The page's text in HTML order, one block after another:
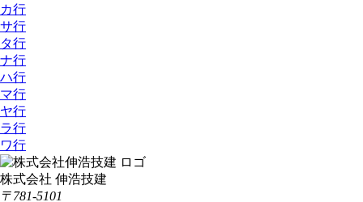
カ行
サ行
タ行
ナ行
ハ行
マ行
ヤ行
ラ行
ワ行
株式会社 伸浩技建
〒781-5101